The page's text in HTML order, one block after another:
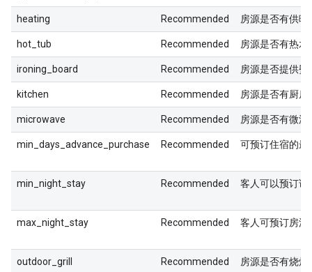
heating Recommended 房源是否有供暖
hot_tub Recommended 房源是否有热水
ironing_board Recommended 房源是否提供熨
kitchen Recommended 房源是否有厨房
microwave Recommended 房源是否有微波
min_days_advance_purchase Recommended 可预订住宿的最
min_night_stay Recommended 客人可以预订该
max_night_stay Recommended 客人可预订房源
outdoor_grill Recommended 房源是否有烧烤